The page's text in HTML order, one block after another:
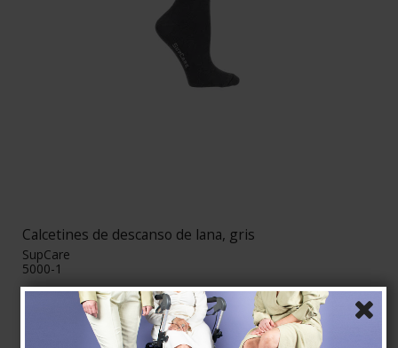
Calcetines de descanso de lana, gris
SupCare
5000-1